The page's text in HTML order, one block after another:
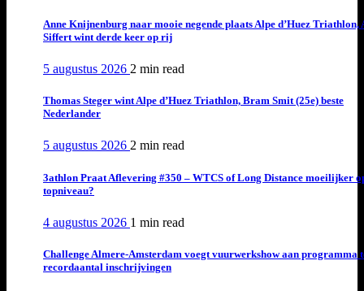
Anne Knijnenburg naar mooie negende plaats Alpe d’Huez Triathlon,
Siffert wint derde keer op rij
5 augustus 2026 2 min read
Thomas Steger wint Alpe d’Huez Triathlon, Bram Smit (25e) beste
Nederlander
5 augustus 2026 2 min read
3athlon Praat Aflevering #350 – WTCS of Long Distance moeilijker
topniveau?
4 augustus 2026 1 min read
Challenge Almere-Amsterdam voegt vuurwerkshow aan programma
recordaantal inschrijvingen